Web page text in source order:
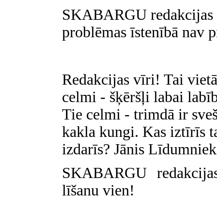
SKABARGU redakcijas
problēmas īstenībā nav
Redakcijas vīri! Tai
celmi - šķēršļi labai
Tie celmi - trimdā ir
kakla kungi. Kas iztīrīs
izdarīs? Jānis
SKABARGU
līšanu vien!